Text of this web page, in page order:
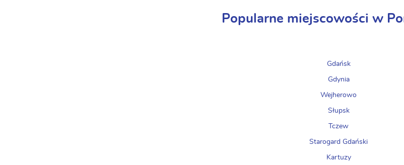
Popularne miejscowości w
Gdańsk
Gdynia
Wejherowo
Słupsk
Tczew
Starogard Gdański
Kartuzy